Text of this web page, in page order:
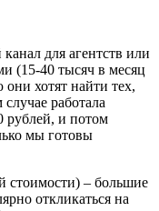
для агентств или
(15-40 тысяч в месяц
хотят найти тех,
работала
рублей, и потом
мы готовы
стоимости) – большие
откликаться на